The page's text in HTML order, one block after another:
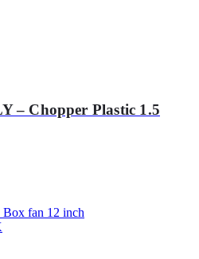
– Chopper Plastic 1.5